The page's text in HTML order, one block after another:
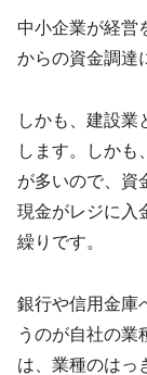
中小企業が経営
からの資金調達
しかも、建設業
します。しかも
が多いので、資
現金がレジに入
繰りです。
銀行や信用金庫
うのが自社の業
は、業種のはっ